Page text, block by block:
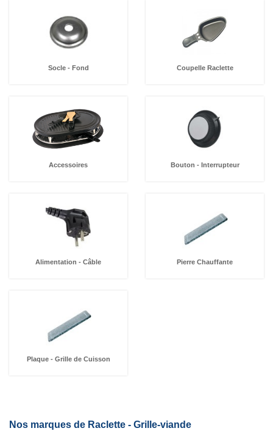
Socle - Fond Coupelle Raclette
Accessoires Bouton - Interrupteur
Alimentation - Câble Pierre Chauffante
Plaque - Grille de Cuisson
Nos marques de Raclette - Grille-viande